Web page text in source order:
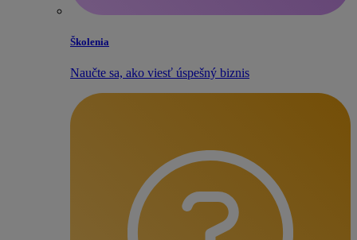
Školenia
Naučte sa, ako viesť úspešný biznis